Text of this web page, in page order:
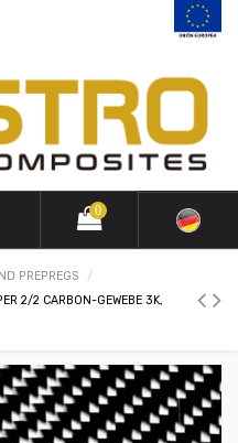
0
PREPREGS
2/2 CARBON-GEWEBE 3K,